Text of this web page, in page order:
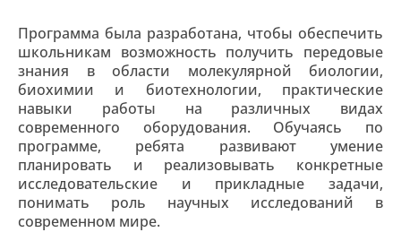
Программа была разработана, чтобы обеспечить
школьникам возможность получить передовые
знания в области молекулярной биологии,
биохимии и биотехнологии, практические
навыки работы на различных видах
современного оборудования. Обучаясь по
программе, ребята развивают умение
планировать и реализовывать конкретные
исследовательские и прикладные задачи,
понимать роль научных исследований в
современном мире.